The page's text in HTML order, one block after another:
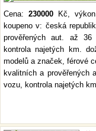
Cena: 230000Kč, výkon
koupeno v: česká
prověřených aut. až
kontrola najetých km.
modelů a značek, férové
kvalitních a prověřených
vozu, kontrola najetých